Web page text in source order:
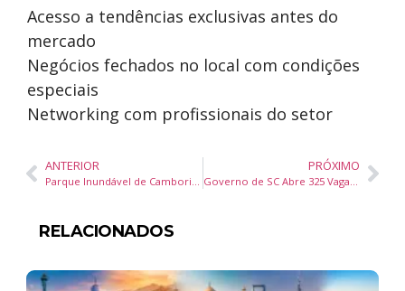
Acesso a tendências exclusivas antes do
mercado
Negócios fechados no local com condições
especiais
Networking com profissionais do setor
ANTERIOR
Parque Inundável de Camboriú Pode Revolucionar a Segurança Hídrica da Região
PRÓXIMO
Governo de SC Abre 325 Vagas Gratuitas para CNH de Motofretistas
RELACIONADOS